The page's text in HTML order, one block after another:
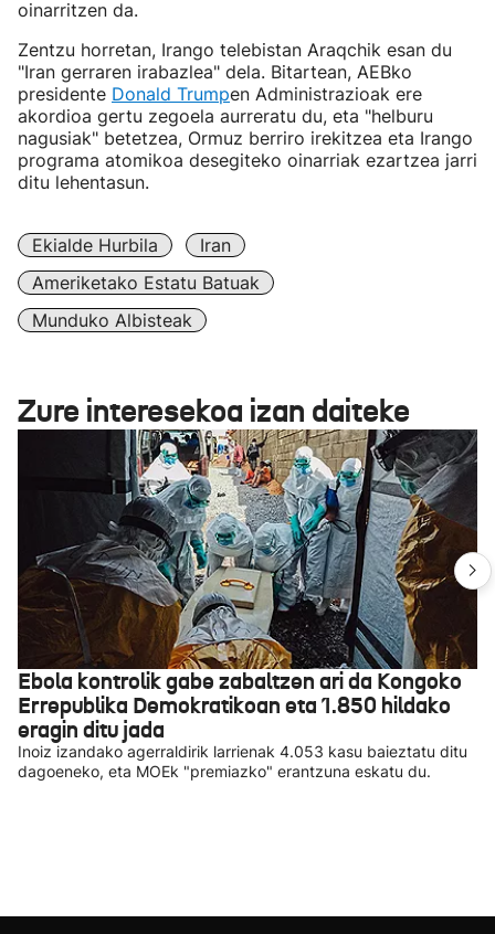
oinarritzen da.
Zentzu horretan, Irango telebistan Araqchik esan du
"Iran gerraren irabazlea" dela. Bitartean, AEBko
presidente Donald Trumpen Administrazioak ere
akordioa gertu zegoela aurreratu du, eta "helburu
nagusiak" betetzea, Ormuz berriro irekitzea eta Irango
programa atomikoa desegiteko oinarriak ezartzea jarri
ditu lehentasun.
Ekialde Hurbila
Iran
Ameriketako Estatu Batuak
Munduko Albisteak
Zure interesekoa izan daiteke
Ebola kontrolik gabe zabaltzen ari da Kongoko
Errepublika Demokratikoan eta 1.850 hildako
eragin ditu jada
Inoiz izandako agerraldirik larrienak 4.053 kasu baieztatu ditu
dagoeneko, eta MOEk "premiazko" erantzuna eskatu du.